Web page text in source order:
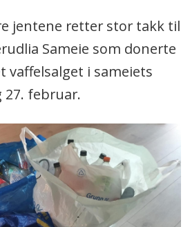
jentene retter stor takk til
Sameie som donerte
vaffelsalget i sameiets
27. februar.